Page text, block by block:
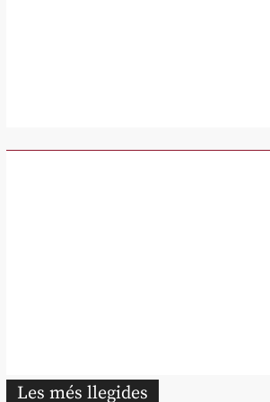
Les més llegides